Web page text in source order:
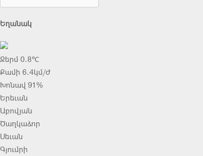
Եղանակ
Ջերմ 0.8℃
Քամի 6.4կմ/ժ
Խոնավ 91%
Երեւան
Աբովյան
Ծաղկաձոր
Սեւան
Գյումրի